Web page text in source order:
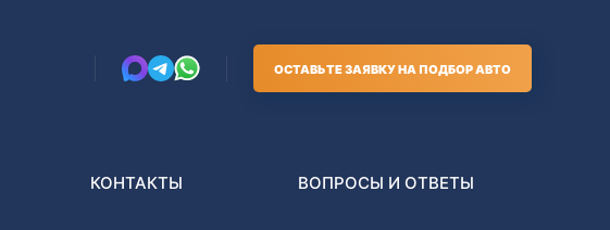
ОСТАВЬТЕ ЗАЯВКУ НА ПОДБОР АВТО
КОНТАКТЫ ВОПРОСЫ И ОТВЕТЫ